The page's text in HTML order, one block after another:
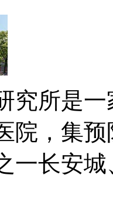
究所是
院，集
一长安